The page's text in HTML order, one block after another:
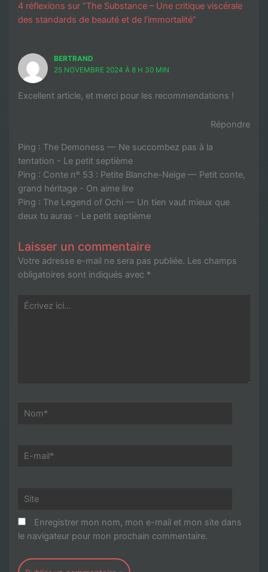
4 réflexions sur “The Substance – Une critique viscérale
des standards de beauté et de l’immortalité”
BERTRAND
25 NOVEMBRE 2024 À 8 H 30 MIN
Excellent article, et merci pour les recommendations !
Répondre
Ping : The Demoness — Ne succombez pas à la
tentation - Le petit septième
Ping : Conte nº 53 : Petite Blanche-Neige — Petit conte,
grand héritage - On aime lire
Ping : The Legend of Ochi — Un tien vaut mieux que
deux tu auras - Le petit septième
Laisser un commentaire
Votre adresse e-mail ne sera pas publiée. Les champs
obligatoires sont indiqués avec *
Écrivez
Nom*
E-
Site
Enregistrer mon nom, mon e-mail et mon site dans
le navigateur pour mon prochain commentaire.